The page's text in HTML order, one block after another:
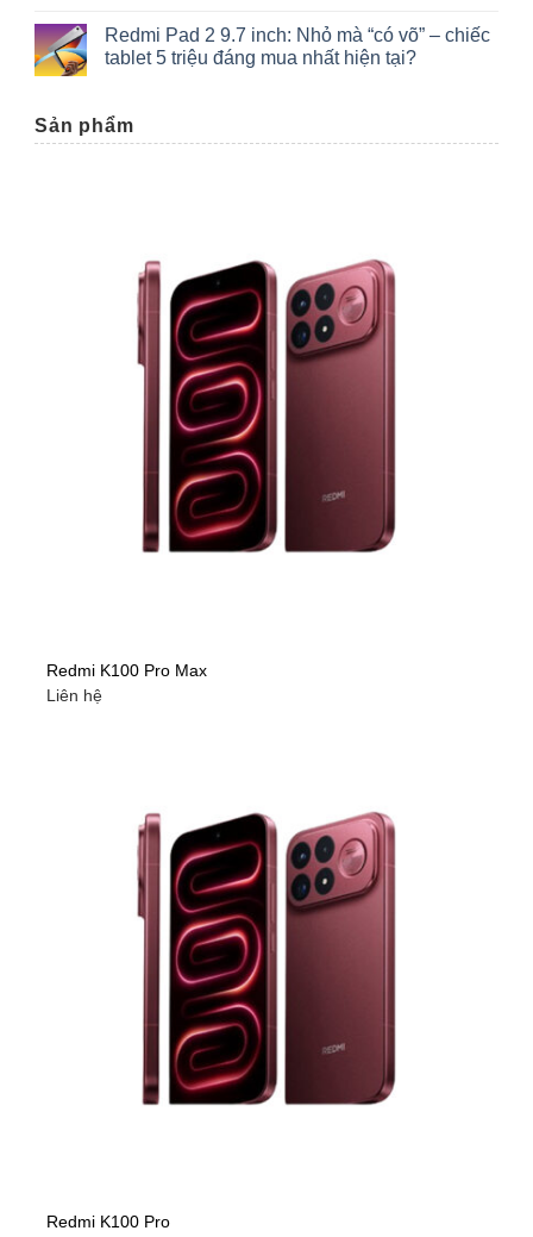
Redmi Pad 2 9.7 inch: Nhỏ mà “có võ” – chiếc
tablet 5 triệu đáng mua nhất hiện tại?
Sản phẩm
Redmi K100 Pro Max
Liên hệ
Redmi K100 Pro